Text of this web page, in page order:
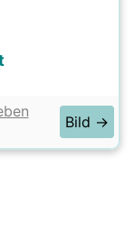
Bild →